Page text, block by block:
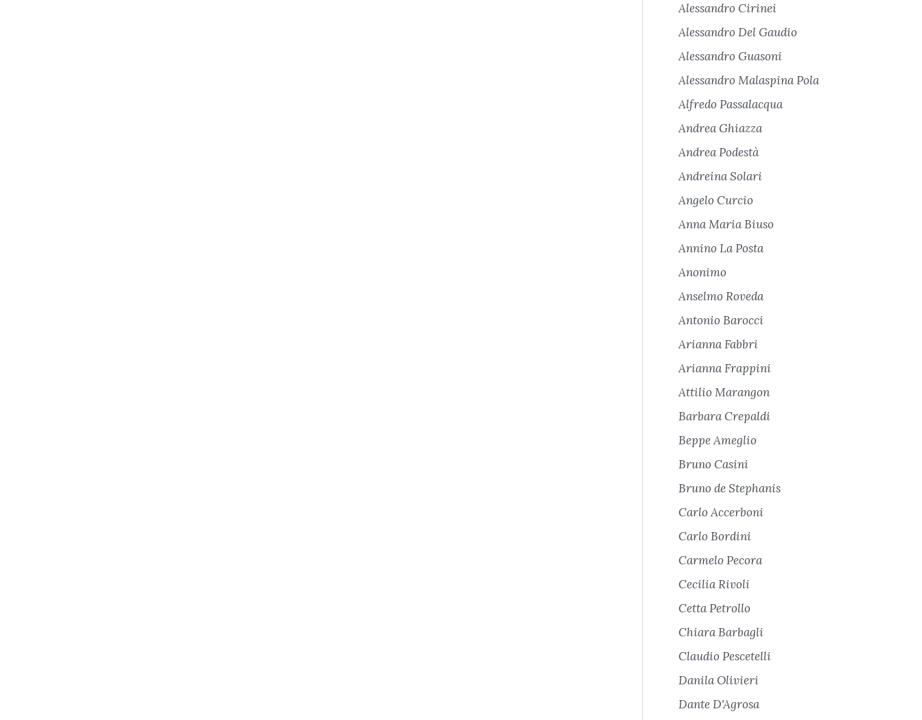
Alessandro Cirinei
Alessandro Del Gaudio
Alessandro Guasoni
Alessandro Malaspina Pola
Alfredo Passalacqua
Andrea Ghiazza
Andrea Podestà
Andreina Solari
Angelo Curcio
Anna Maria Biuso
Annino La Posta
Anonimo
Anselmo Roveda
Antonio Barocci
Arianna Fabbri
Arianna Frappini
Attilio Marangon
Barbara Crepaldi
Beppe Ameglio
Bruno Casini
Bruno de Stephanis
Carlo Accerboni
Carlo Bordini
Carmelo Pecora
Cecilia Rivoli
Cetta Petrollo
Chiara Barbagli
Claudio Pescetelli
Danila Olivieri
Dante D'Agrosa